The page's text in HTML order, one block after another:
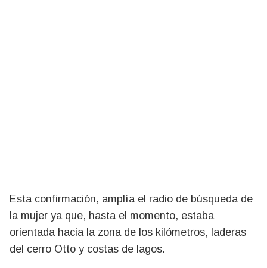
Esta confirmación, amplía el radio de búsqueda de
la mujer ya que, hasta el momento, estaba
orientada hacia la zona de los kilómetros, laderas
del cerro Otto y costas de lagos.